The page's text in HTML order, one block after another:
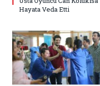
Hayata Veda Etti